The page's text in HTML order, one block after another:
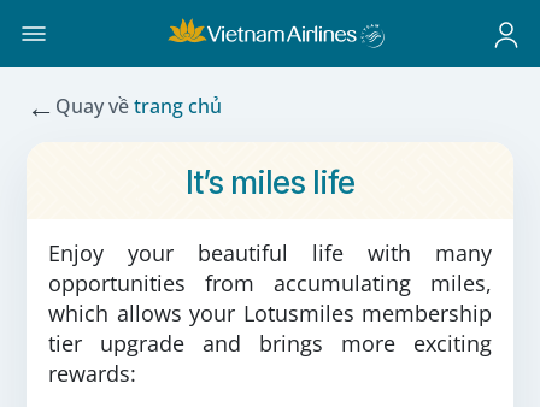
← Quay vềtrang chủ
It’s miles life
Enjoy your beautiful life with many
opportunities from accumulating miles,
which allows your Lotusmiles membership
tier upgrade and brings more exciting
rewards: